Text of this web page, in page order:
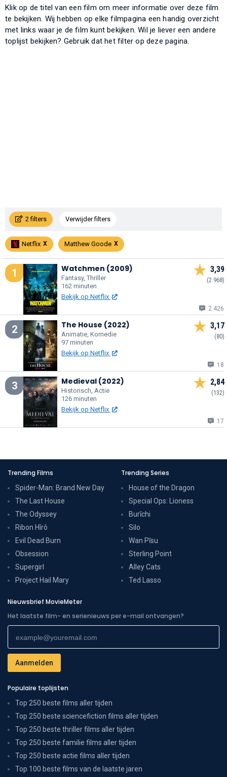
Klik op de titel van een film om meer informatie over deze film
te bekijken. Wij hebben op elke filmpagina een handig overzicht
met links waar je de film kunt bekijken. Wil je liever een andere
toplijst bekijken? Gebruik dat het filter op deze pagina.
2 filters Verwijder filters
Netflix Matthew Goode
1 Watchmen (2009)
Fantasy, Thriller
162 minuten
Bekijk op Netflix
3,39
(2.968)
2.426
2 The House (2022)
Animatie, Komedie
97 minuten
Bekijk op Netflix
3,17
(80)
18
3 Medieval (2022)
Historisch, Actie
126 minuten
Bekijk op Netflix
2,84
(132)
17
Trending Films
Spider-Man: Brand New Day
The Last House
The Odyssey
Ribon Hîrô
Evil Dead Burn
Obsession
Supergirl
Project Hail Mary
Trending Series
House of the Dragon
Special Ops: Lioness
Burīchi
Silo
Wan Pīsu
Sterling Point
Alley Cats
Ted Lasso
Nieuwsbrief MovieMeter
Het laatste film- en serienieuws per e-mail ontvangen?
Populaire toplijsten
Top 250 beste films aller tijden
Top 250 beste sciencefiction films aller tijden
Top 250 beste thriller films aller tijden
Top 250 beste familie films aller tijden
Top 250 beste actie films aller tijden
Top 100 beste films van de laatste jaren